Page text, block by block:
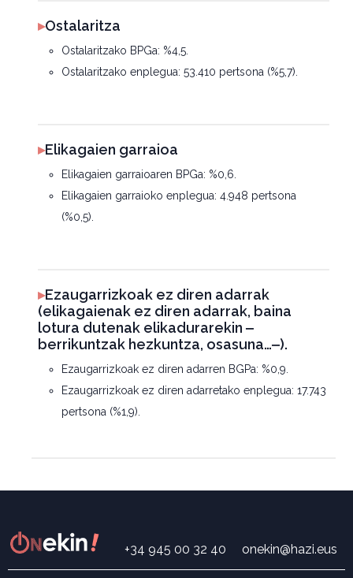
▸Ostalaritza
Ostalaritzako BPGa: %4,5.
Ostalaritzako enplegua: 53.410 pertsona (%5,7).
▸Elikagaien garraioa
Elikagaien garraioaren BPGa: %0,6.
Elikagaien garraioko enplegua: 4.948 pertsona
(%0,5).
▸Ezaugarrizkoak ez diren adarrak
(elikagaienak ez diren adarrak, baina
lotura dutenak elikadurarekin ‒
berrikuntzak hezkuntza, osasuna…‒).
Ezaugarrizkoak ez diren adarren BGPa: %0,9.
Ezaugarrizkoak ez diren adarretako enplegua: 17.743
pertsona (%1,9).
+34 945 00 32 40 onekin@hazi.eus